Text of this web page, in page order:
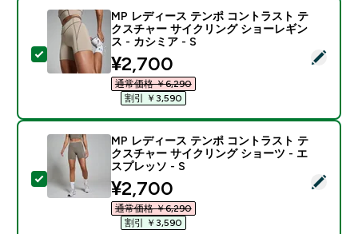
この商品を選択 - MP レディース テンポ コントラス
MP レディース テンポ コントラスト テ
クスチャー サイクリング ショーレギン
ス - カシミア - S
discounted price
¥2,700‎
通常価格 ￥6,290‎
割引 ￥3,590‎
この商品を選択 - MP レディース テンポ コントラス
MP レディース テンポ コントラスト テ
クスチャー サイクリング ショーツ - エ
スプレッソ - S
discounted price
¥2,700‎
通常価格 ￥6,290‎
割引 ￥3,590‎